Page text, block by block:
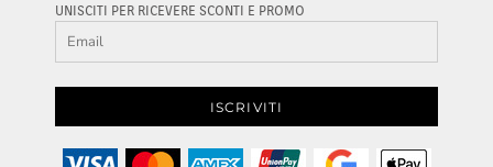
UNISCITI PER RICEVERE SCONTI E PROMO
ISCRIVITI